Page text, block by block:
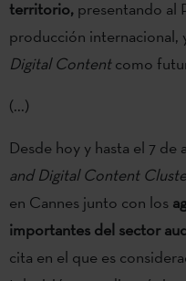
territorio, presentando al
producción internacional,
Digital Contentcomo
(...)
Desde hoy y hasta el 7 de
and Digital Content
en Cannes junto con los
importantes del sector
cita en el que es